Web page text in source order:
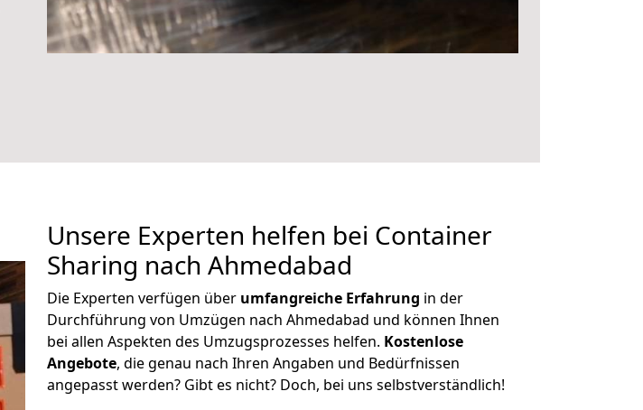
Unsere Experten helfen bei Container
Sharing nach Ahmedabad
Die Experten verfügen über umfangreiche Erfahrung in der
Durchführung von Umzügen nach Ahmedabad und können Ihnen
bei allen Aspekten des Umzugsprozesses helfen. Kostenlose
Angebote, die genau nach Ihren Angaben und Bedürfnissen
angepasst werden? Gibt es nicht? Doch, bei uns selbstverständlich!